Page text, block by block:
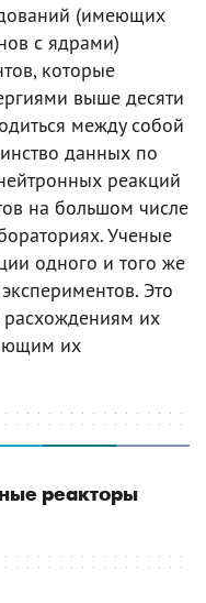
(имеющих
с ядрами)
которые
выше десяти
между собой
данных по
реакций
на большом числе
Ученые
одного и того же
Это
расхождениям их
их
реакторы